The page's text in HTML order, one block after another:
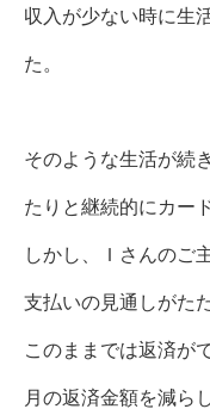
収入が少ない時に生
た。
そのような生活が続
たりと継続的にカー
しかし、Ｉさんのご
支払いの見通しがた
このままでは返済が
月の返済金額を減ら